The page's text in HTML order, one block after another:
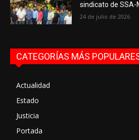
sindicato de SSA-
24 de julio de 2026
CATEGORÍAS MÁS
Actualidad
Estado
Justicia
Portada